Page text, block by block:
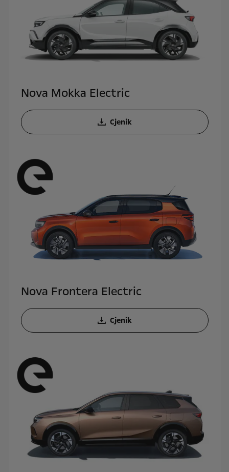
Nova Mokka Electric
Cjenik
Nova Frontera Electric
Cjenik